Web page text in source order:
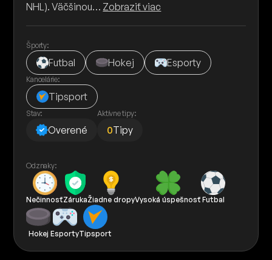
NHL). Väčšinou… Zobraziť viac
Športy:
Futbal Hokej Esporty
Kancelárie:
Tipsport
Stav:
Overené
Aktívne tipy:
0Tipy
Odznaky:
NečinnosťZárukaŽiadne dropyVysoká úspešnosť Futbal
Hokej EsportyTipsport